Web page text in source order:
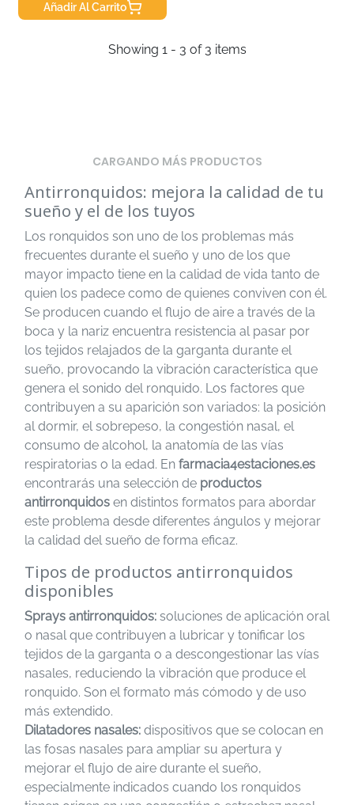
Añadir Al Carrito
Showing 1 - 3 of 3 items
CARGANDO MÁS PRODUCTOS
Antirronquidos: mejora la calidad de tu
sueño y el de los tuyos
Los ronquidos son uno de los problemas más
frecuentes durante el sueño y uno de los que
mayor impacto tiene en la calidad de vida tanto de
quien los padece como de quienes conviven con él.
Se producen cuando el flujo de aire a través de la
boca y la nariz encuentra resistencia al pasar por
los tejidos relajados de la garganta durante el
sueño, provocando la vibración característica que
genera el sonido del ronquido. Los factores que
contribuyen a su aparición son variados: la posición
al dormir, el sobrepeso, la congestión nasal, el
consumo de alcohol, la anatomía de las vías
respiratorias o la edad. En farmacia4estaciones.es
encontrarás una selección de productos
antirronquidos en distintos formatos para abordar
este problema desde diferentes ángulos y mejorar
la calidad del sueño de forma eficaz.
Tipos de productos antirronquidos
disponibles
Sprays antirronquidos: soluciones de aplicación oral
o nasal que contribuyen a lubricar y tonificar los
tejidos de la garganta o a descongestionar las vías
nasales, reduciendo la vibración que produce el
ronquido. Son el formato más cómodo y de uso
más extendido.
Dilatadores nasales: dispositivos que se colocan en
las fosas nasales para ampliar su apertura y
mejorar el flujo de aire durante el sueño,
especialmente indicados cuando los ronquidos